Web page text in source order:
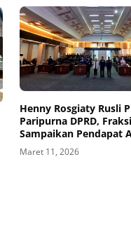
Henny Rosgiaty Rusli
Paripurna DPRD, Fraksi
Sampaikan Pendapat
RPJMD 2025–2029
Maret 11, 2026